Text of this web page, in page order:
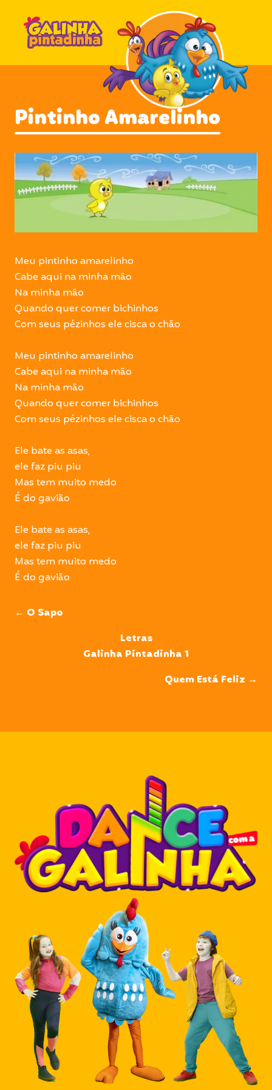
Pintinho Amarelinho
Meu pintinho amarelinho
Cabe aqui na minha mão
Na minha mão
Quando quer comer bichinhos
Com seus pézinhos ele cisca o chão
Meu pintinho amarelinho
Cabe aqui na minha mão
Na minha mão
Quando quer comer bichinhos
Com seus pézinhos ele cisca o chão
Ele bate as asas,
ele faz piu piu
Mas tem muito medo
É do gavião
Ele bate as asas,
ele faz piu piu
Mas tem muito medo
É do gavião
← O Sapo
Letras
Galinha Pintadinha 1
Quem Está Feliz →